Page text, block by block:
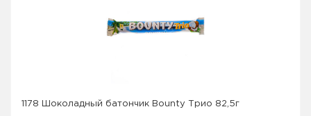
1178 Шоколадный батончик Bounty Трио 82,5г